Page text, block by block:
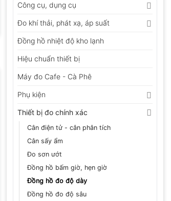
Công cụ, dụng cụ
Đo khí thải, phát xạ, áp suất
Đồng hồ nhiệt độ kho lạnh
Hiệu chuẩn thiết bị
Máy đo Cafe - Cà Phê
Phụ kiện
Thiết bị đo chính xác
Cân điện tử - cân phân tích
Cân sấy ẩm
Đo sơn ướt
Đồng hồ bấm giờ, hẹn giờ
Đồng hồ đo độ dày
Đồng hồ đo độ sâu